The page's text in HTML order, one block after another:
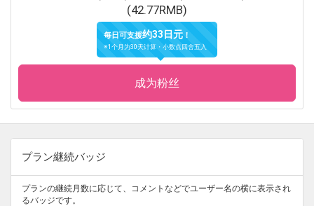
(42.77RMB)
每日可支援约33日元！
※1个月为30天计算・小数点四舍五入
成为粉丝
プラン継続バッジ
プランの継続月数に応じて、コメントなどでユーザー名の横に表示され
るバッジです。